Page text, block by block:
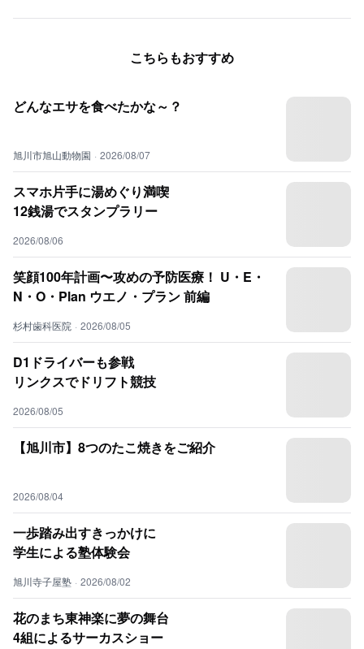
こちらもおすすめ
どんなエサを食べたかな～？
旭川市旭山動物園 · 2026/08/07
スマホ片手に湯めぐり満喫
12銭湯でスタンプラリー
2026/08/06
笑顔100年計画〜攻めの予防医療！ U・E・
N・O・Plan ウエノ・プラン 前編
杉村歯科医院 · 2026/08/05
D1ドライバーも参戦
リンクスでドリフト競技
2026/08/05
【旭川市】8つのたこ焼きをご紹介
2026/08/04
一歩踏み出すきっかけに
学生による塾体験会
旭川寺子屋塾 · 2026/08/02
花のまち東神楽に夢の舞台
4組によるサーカスショー